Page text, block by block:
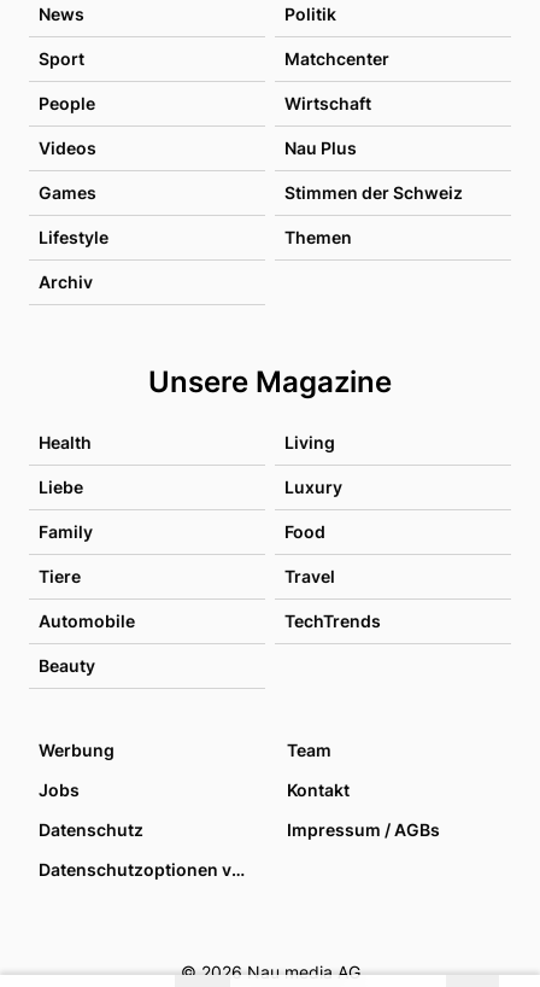
News Politik
Sport Matchcenter
People Wirtschaft
Videos Nau Plus
Games Stimmen der Schweiz
Lifestyle Themen
Archiv
Unsere Magazine
Health Living
Liebe Luxury
Family Food
Tiere Travel
Automobile TechTrends
Beauty
Werbung
Team
Jobs
Kontakt
Datenschutz
Impressum / AGBs
Datenschutzoptionen verwalten
© 2026 Nau media AG